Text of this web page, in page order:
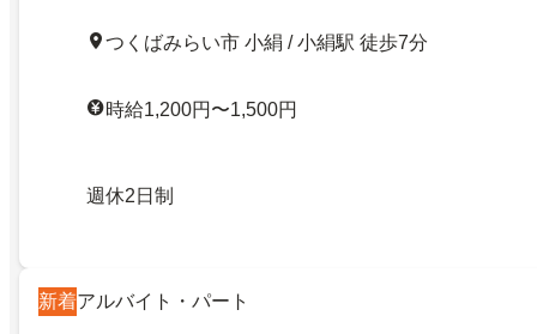
つくばみらい市 小絹 / 小絹駅 徒歩7分
時給1,200円〜1,500円
週休2日制
新着アルバイト・パート